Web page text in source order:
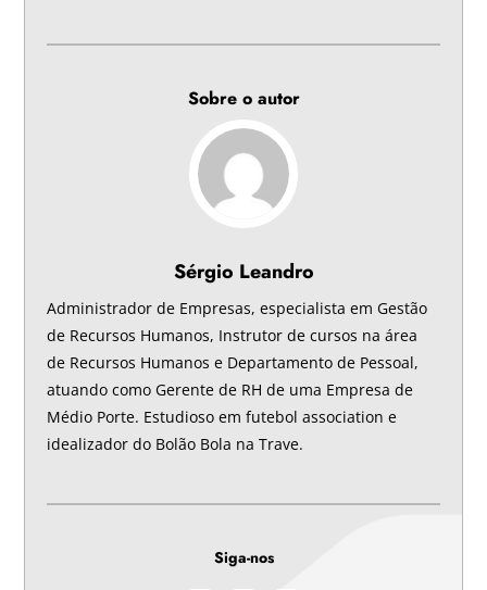
Sobre o autor
Sérgio Leandro
Administrador de Empresas, especialista em Gestão
de Recursos Humanos, Instrutor de cursos na área
de Recursos Humanos e Departamento de Pessoal,
atuando como Gerente de RH de uma Empresa de
Médio Porte. Estudioso em futebol association e
idealizador do Bolão Bola na Trave.
Siga-nos